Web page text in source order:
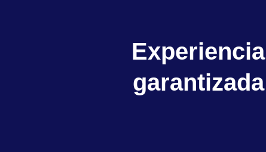
Experiencia
garantizada